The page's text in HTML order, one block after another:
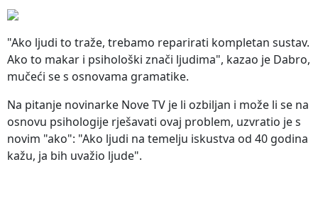
"Ako ljudi to traže, trebamo reparirati kompletan sustav.
Ako to makar i psihološki znači ljudima", kazao je Dabro,
mučeći se s osnovama gramatike.
Na pitanje novinarke Nove TV je li ozbiljan i može li se na
osnovu psihologije rješavati ovaj problem, uzvratio je s
novim "ako": "Ako ljudi na temelju iskustva od 40 godina
kažu, ja bih uvažio ljude".